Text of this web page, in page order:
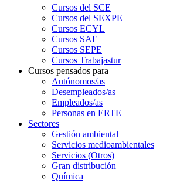
Cursos del SCE
Cursos del SEXPE
Cursos ECYL
Cursos SAE
Cursos SEPE
Cursos Trabajastur
Cursos pensados para
Autónomos/as
Desempleados/as
Empleados/as
Personas en ERTE
Sectores
Gestión ambiental
Servicios medioambientales
Servicios (Otros)
Gran distribución
Química